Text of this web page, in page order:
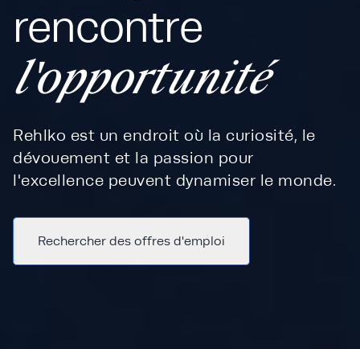
rencontre
l'opportunité
Rehlko est un endroit où la curiosité, le
dévouement et la passion pour
l'excellence peuvent dynamiser le monde.
Rechercher des offres d'emploi